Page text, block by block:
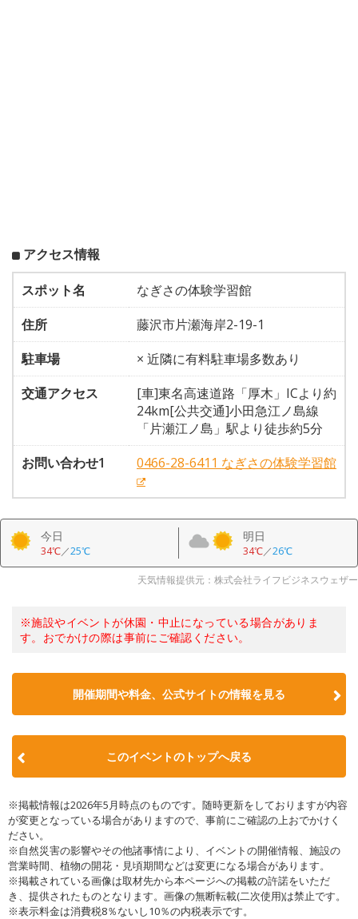
アクセス情報
スポット名
なぎさの体験学習館
住所
藤沢市片瀬海岸2-19-1
駐車場
× 近隣に有料駐車場多数あり
交通アクセス
[車]東名高速道路「厚木」ICより約
24km[公共交通]小田急江ノ島線
「片瀬江ノ島」駅より徒歩約5分
お問い合わせ1
0466-28-6411 なぎさの体験学習館
今日
34℃／25℃
明日
34℃／26℃
天気情報提供元：株式会社ライフビジネスウェザー
※施設やイベントが休園・中止になっている場合がありま
す。おでかけの際は事前にご確認ください。
開催期間や料金、公式サイトの情報を見る
このイベントのトップへ戻る
※掲載情報は2026年5月時点のものです。随時更新をしておりますが内容
が変更となっている場合がありますので、事前にご確認の上おでかけく
ださい。
※自然災害の影響やその他諸事情により、イベントの開催情報、施設の
営業時間、植物の開花・見頃期間などは変更になる場合があります。
※掲載されている画像は取材先から本ページへの掲載の許諾をいただ
き、提供されたものとなります。画像の無断転載(二次使用)は禁止です。
※表示料金は消費税8％ないし10％の内税表示です。